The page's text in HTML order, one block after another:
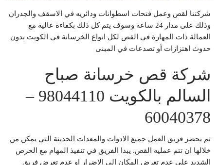
شركتنا لقص وعمل فتحات اسطوانات ودائريه في الاسقف والجدران
وذلك على مدار 24 ساعة وسوف يتم كل ذلك بكفاءة عالية مع
العمالة ذات المهارة في القص لكل انواع الخرسانة في الكويت بدون
حدوث اهتزازات أو تصدعات في المبنى
شركة قص خرسانة صباح
السالم بالكويت 98044110 –
60040378
ثم يحضر فريق العمل جميع الادوات والمعدات الحديثة التي يمكن من
خلالها ان تتم عمليه القص. يبدا الفريق في تنفيذ المهام مع الحرص
الشديد على عدم تعرض المكان الى الاضرار او عدم تعرض فريق